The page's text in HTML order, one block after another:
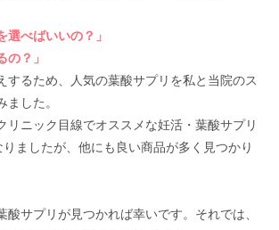
選べばいいの？」
の？」
するため、人気の葉酸サプリを私と当院のス
ました。
リニック目線でオススメな妊活・葉酸サプリ
りましたが、他にも良い商品が多く見つかり
酸サプリが見つかれば幸いです。それでは、